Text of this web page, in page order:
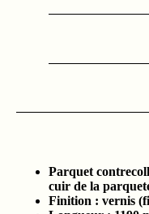
Parquet
cuir de la
Finition : vernis